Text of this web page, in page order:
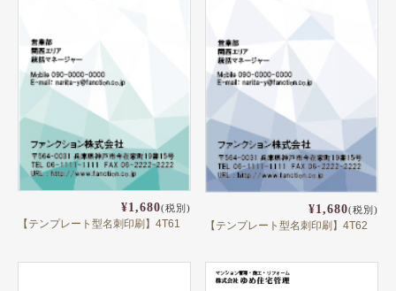
¥1,680(税別)
【テンプレート型名刺印刷】4T61
¥1,680(税別)
【テンプレート型名刺印刷】4T62